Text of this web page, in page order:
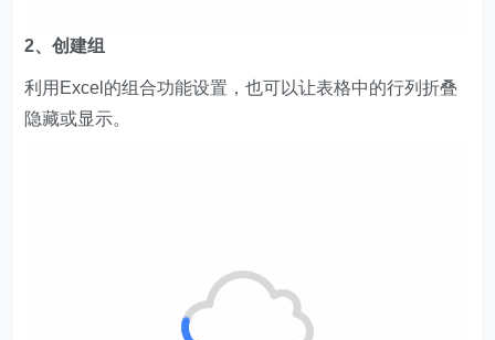
2、创建组
利用Excel的组合功能设置，也可以让表格中的行列折叠
隐藏或显示。